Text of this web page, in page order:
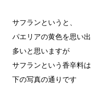
サフランというと、
パエリアの黄色を思い
多いと思いますが
サフランという香辛料は
下の写真の通りです